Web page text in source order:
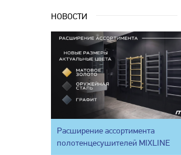
НОВОСТИ
Расширение ассортимента
полотенцесушителей MIXLINE